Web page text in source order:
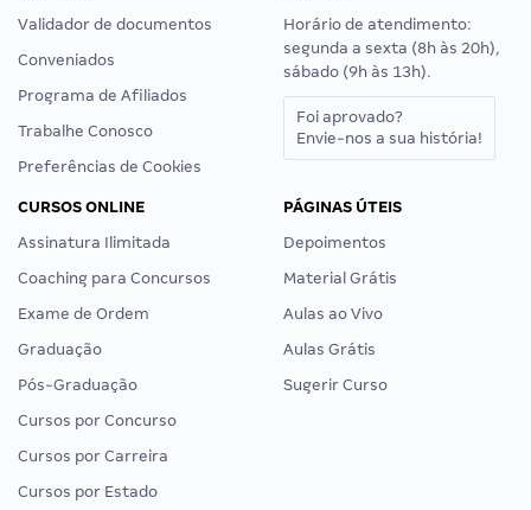
Validador de documentos
Conveniados
Programa de Afiliados
Trabalhe Conosco
Preferências de Cookies
Horário de atendimento:
segunda a sexta (8h às 20h),
sábado (9h às 13h).
Foi aprovado?
Envie-nos a sua história!
CURSOS ONLINE
Assinatura Ilimitada
Coaching para Concursos
Exame de Ordem
Graduação
Pós-Graduação
Cursos por Concurso
Cursos por Carreira
Cursos por Estado
PÁGINAS ÚTEIS
Depoimentos
Material Grátis
Aulas ao Vivo
Aulas Grátis
Sugerir Curso